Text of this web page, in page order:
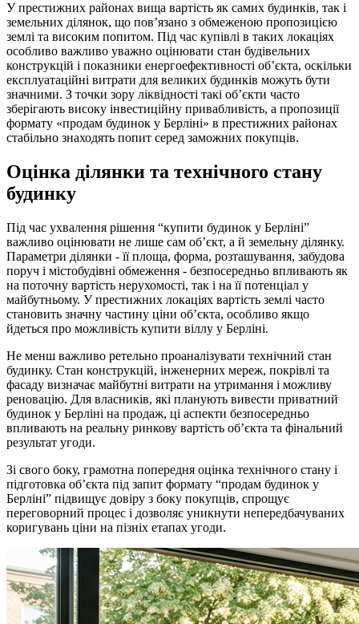
У престижних районах вища вартість як самих будинків, так і
земельних ділянок, що пов’язано з обмеженою пропозицією
землі та високим попитом. Під час купівлі в таких локаціях
особливо важливо уважно оцінювати стан будівельних
конструкцій і показники енергоефективності об’єкта, оскільки
експлуатаційні витрати для великих будинків можуть бути
значними. З точки зору ліквідності такі об’єкти часто
зберігають високу інвестиційну привабливість, а пропозиції
формату «продам будинок у Берліні» в престижних районах
стабільно знаходять попит серед заможних покупців.
Оцінка ділянки та технічного стану
будинку
Під час ухвалення рішення “купити будинок у Берліні”
важливо оцінювати не лише сам об’єкт, а й земельну ділянку.
Параметри ділянки - її площа, форма, розташування, забудова
поруч і містобудівні обмеження - безпосередньо впливають як
на поточну вартість нерухомості, так і на її потенціал у
майбутньому. У престижних локаціях вартість землі часто
становить значну частину ціни об’єкта, особливо якщо
йдеться про можливість купити віллу у Берліні.
Не менш важливо ретельно проаналізувати технічний стан
будинку. Стан конструкцій, інженерних мереж, покрівлі та
фасаду визначає майбутні витрати на утримання і можливу
реновацію. Для власників, які планують вивести приватний
будинок у Берліні на продаж, ці аспекти безпосередньо
впливають на реальну ринкову вартість об’єкта та фінальний
результат угоди.
Зі свого боку, грамотна попередня оцінка технічного стану і
підготовка об’єкта під запит формату “продам будинок у
Берліні” підвищує довіру з боку покупців, спрощує
переговорний процес і дозволяє уникнути непередбачуваних
коригувань ціни на пізніх етапах угоди.